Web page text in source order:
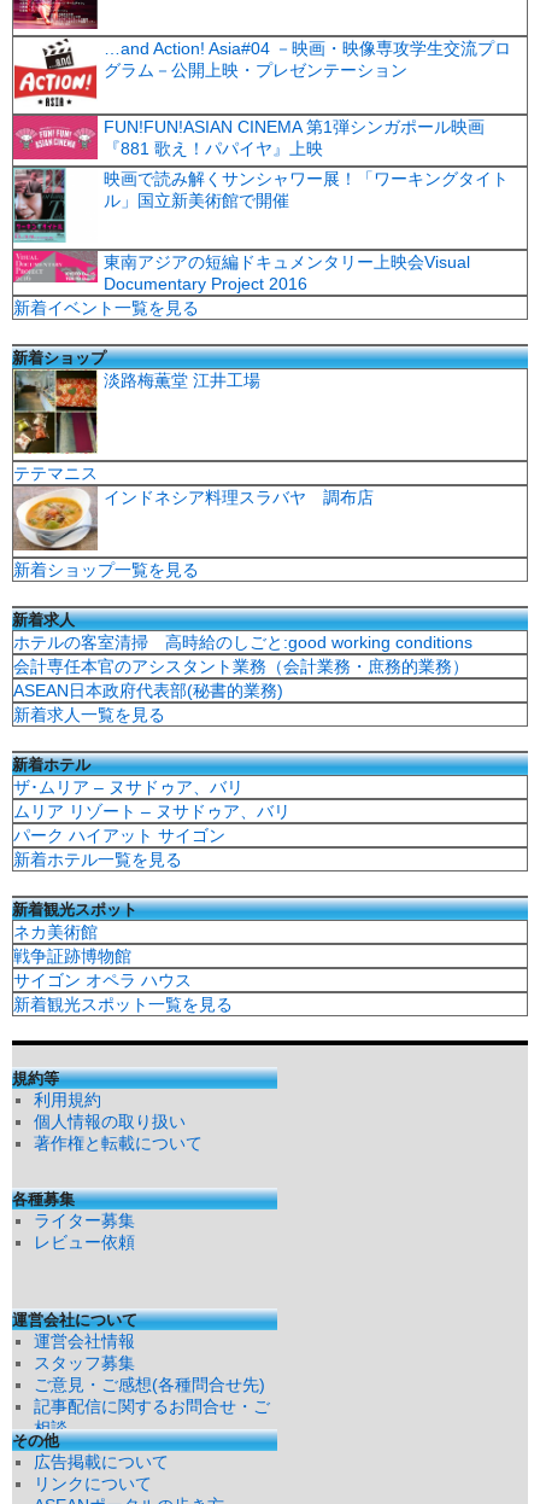
…and Action! Asia#04 －映画・映像専攻学生交流プロ
グラム－公開上映・プレゼンテーション
FUN!FUN!ASIAN CINEMA 第1弾シンガポール映画
『881 歌え！パパイヤ』上映
映画で読み解くサンシャワー展！「ワーキングタイト
ル」国立新美術館で開催
東南アジアの短編ドキュメンタリー上映会Visual
Documentary Project 2016
新着イベント一覧を見る
新着ショップ
淡路梅薫堂 江井工場
テテマニス
インドネシア料理スラバヤ 調布店
新着ショップ一覧を見る
新着求人
ホテルの客室清掃 高時給のしごと:good working conditions
会計専任本官のアシスタント業務（会計業務・庶務的業務）
ASEAN日本政府代表部(秘書的業務)
新着求人一覧を見る
新着ホテル
ザ･ムリア – ヌサドゥア、バリ
ムリア リゾート – ヌサドゥア、バリ
パーク ハイアット サイゴン
新着ホテル一覧を見る
新着観光スポット
ネカ美術館
戦争証跡博物館
サイゴン オペラ ハウス
新着観光スポット一覧を見る
規約等
利用規約
個人情報の取り扱い
著作権と転載について
各種募集
ライター募集
レビュー依頼
運営会社について
運営会社情報
スタッフ募集
ご意見・ご感想(各種問合せ先)
記事配信に関するお問合せ・ご
相談
その他
広告掲載について
リンクについて